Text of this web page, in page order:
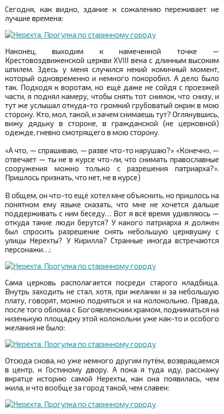
Сегодня, как видно, здание к сожалению переживает не
лучшие времена:
Наконец, выходим к намеченной точке —
Крестовоздвиженской церкви XVIII века с длинным высоким
шпилем. Здесь у меня случился некий комичный момент,
который одновременно и немного покоробил. А дело было
так. Подходя к воротам, но ещё даже не сойдя с проезжей
части, я поднял камеру, чтобы снять тот снимок, что снизу, и
тут же услышал откуда-то громкий грубоватый окрик в мою
сторону. Кто, мол, такой, и зачем снимаешь тут? Оглянувшись,
вижу дядьку в стороне, в гражданской (не церковной)
одежде, гневно смотрящего в мою сторону.
«А что, — спрашиваю, — разве что-то нарушаю?» «Конечно, —
отвечает — ты не в курсе что-ли, что снимать православные
сооружения можно только с разрешения патриарха?».
Пришлось признать, что нет, не в курсе)
В общем, он что-то ещё хотел мне объяснить, но пришлось на
понятном ему языке сказать, что мне не хочется дальше
поддерживать с ним беседу… Вот я всё время удивляюсь —
откуда такие люди берутся? У какого патриарха я должен
был спросить разрешение снять небольшую церквушку с
улицы Нерехты? У Кирилла? Странные иногда встречаются
персонажи…:
Сама церковь располагается посреди старого кладбища.
Внутрь заходить не стал, хотя, при желании и за небольшую
плату, говорят, можно подняться и на колокольню. Правда,
после того облома с Богоявленским храмом, подниматься на
низенькую площадку этой колокольни уже как-то и особого
желания не было:
Отсюда снова, но уже немного другим путём, возвращаемся
в центр, к Гостиному двору. А пока я туда иду, расскажу
вкратце историю самой Нерехты, как она появилась, чем
жила, и что вообще за город такой, чем славен: